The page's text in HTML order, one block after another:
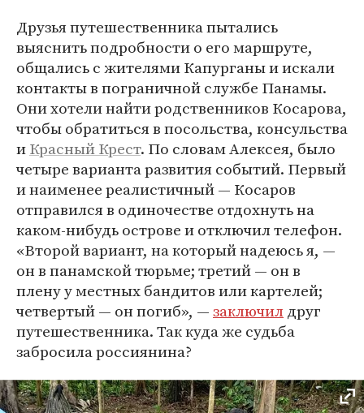
Друзья путешественника пытались
выяснить подробности о его маршруте,
общались с жителями Капурганы и искали
контакты в пограничной службе Панамы.
Они хотели найти родственников Косарова,
чтобы обратиться в посольства, консульства
иКрасный Крест. По словам Алексея, было
четыре варианта развития событий. Первый
и наименее реалистичный ― Косаров
отправился в одиночестве отдохнуть на
каком-нибудь острове и отключил телефон.
«Второй вариант, на который надеюсь я, —
он в панамской тюрьме; третий — он в
плену у местных бандитов или картелей;
четвертый — он погиб», ―заключилдруг
путешественника. Так куда же судьба
забросила россиянина?